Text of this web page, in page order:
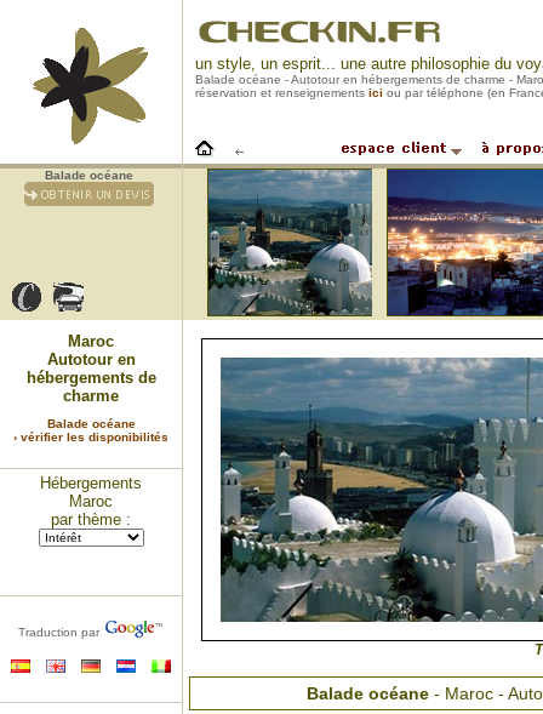
un style, un esprit... une autre philosophie du
Balade océane - Autotour en hébergements de charme -
réservation et renseignements ici ou par téléphone (en
Balade océane
Maroc
Autotour en
hébergements de
charme
Balade océane
› vérifier les disponibilités
Hébergements
Maroc
par thème :
Traduction par
Balade océane - Maroc -